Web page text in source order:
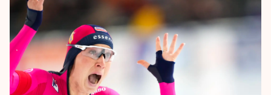
Deze zomer de weg op
Waar kan ik schaatsen en skaten?
Evenementen
Tickets
Livestreams
Word schaatsfan!
Olympische Spelen
Olympische Spelen
Medaille overzicht
Medaillespiegel